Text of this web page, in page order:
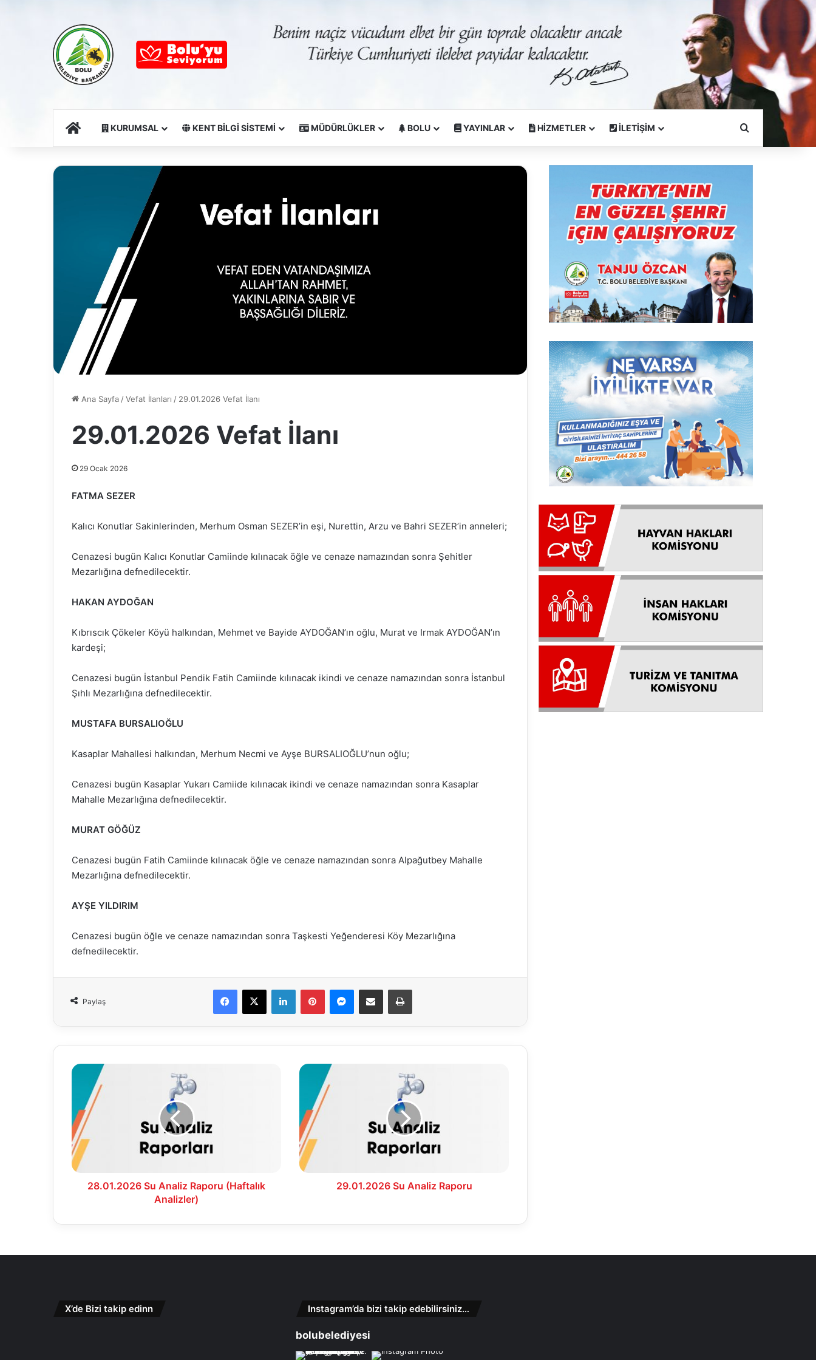
Ana SayfaKURUMSAL KENT BİLGİ SİSTEMİ MÜDÜRLÜKLER BOLU YAYINLAR HİZMETLER İLETİŞİM Arama Yapın
Ana Sayfa/Vefat İlanları / 29.01.2026 Vefat İlanı
29.01.2026 Vefat İlanı
29 Ocak 2026
FATMA SEZER
Kalıcı Konutlar Sakinlerinden, Merhum Osman SEZER’in eşi, Nurettin, Arzu ve Bahri SEZER’in anneleri;
Cenazesi bugün Kalıcı Konutlar Camiinde kılınacak öğle ve cenaze namazından sonra Şehitler
Mezarlığına defnedilecektir.
HAKAN AYDOĞAN
Kıbrıscık Çökeler Köyü halkından, Mehmet ve Bayide AYDOĞAN’ın oğlu, Murat ve Irmak AYDOĞAN’ın
kardeşi;
Cenazesi bugün İstanbul Pendik Fatih Camiinde kılınacak ikindi ve cenaze namazından sonra İstanbul
Şıhlı Mezarlığına defnedilecektir.
MUSTAFA BURSALIOĞLU
Kasaplar Mahallesi halkından, Merhum Necmi ve Ayşe BURSALIOĞLU’nun oğlu;
Cenazesi bugün Kasaplar Yukarı Camiide kılınacak ikindi ve cenaze namazından sonra Kasaplar
Mahalle Mezarlığına defnedilecektir.
MURAT GÖĞÜZ
Cenazesi bugün Fatih Camiinde kılınacak öğle ve cenaze namazından sonra Alpağutbey Mahalle
Mezarlığına defnedilecektir.
AYŞE YILDIRIM
Cenazesi bugün öğle ve cenaze namazından sonra Taşkesti Yeğenderesi Köy Mezarlığına
defnedilecektir.
Paylaş
Facebook
X LinkedInPinterestMessenger
E-Mail ile paylaş Yazdır
28.01.2026
Analiz
Raporu
(Haftalık
Analizler)
28.01.2026 Su Analiz Raporu (Haftalık
Analizler)
29.01.2026
Analiz
Raporu
29.01.2026 Su Analiz Raporu
X’de Bizi takip edinn Instagram’da bizi takip edebilirsiniz…
bolubelediyesi